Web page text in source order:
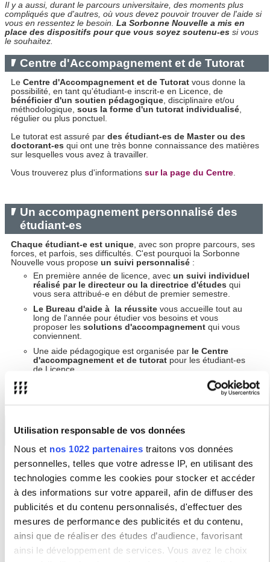
Utilisation responsable de vos données
Nous et nos 1022 partenaires traitons vos données
personnelles, telles que votre adresse IP, en utilisant des
technologies comme les cookies pour stocker et accéder
à des informations sur votre appareil, afin de diffuser des
publicités et du contenu personnalisés, d'effectuer des
mesures de performance des publicités et du contenu,
ainsi que de réaliser des études d’audience, favorisant
ainsi le développement de services. Vous avez le choix
Il y a aussi, durant le parcours universitaire, des moments plus
compliqués que d'autres, où vous devez pouvoir trouver de l'aide si
vous en ressentez le besoin. La Sorbonne Nouvelle a mis en
place des dispositifs pour que vous soyez soutenu-es si vous
le souhaitez.
Centre d'Accompagnement et de Tutorat
Le Centre d'Accompagnement et de Tutorat vous donne la
possibilité, en tant qu'étudiant-e inscrit-e en Licence, de
bénéficier d'un soutien pédagogique, disciplinaire et/ou
méthodologique, sous la forme d'un tutorat individualisé,
régulier ou plus ponctuel.
Le tutorat est assuré par des étudiant-es de Master ou des
doctorant-es qui ont une très bonne connaissance des matières
sur lesquelles vous avez à travailler.
Vous trouverez plus d'informations sur la page du Centre.
Un accompagnement personnalisé des
étudiant-es
Chaque étudiant-e est unique, avec son propre parcours, ses
forces, et parfois, ses difficultés. C'est pourquoi la Sorbonne
Nouvelle vous propose un suivi personnalisé :
En première année de licence, avec un suivi individuel
réalisé par le directeur ou la directrice d'études qui
vous sera attribué-e en début de premier semestre.
Le Bureau d'aide à la réussite vous accueille tout au
long de l'année pour étudier vos besoins et vous
proposer les solutions d'accompagnement qui vous
conviennent.
Une aide pédagogique est organisée par le Centre
d'accompagnement et de tutorat pour les étudiant-es
de Licence.
Des activités organisées en présentiel et en
ligne
Tout au long de l'année universitaire, le Bureau d'aide à la
réussite propose des activités autour de l'organisation de votre
travailet dudéveloppement personnel. L'objectif est devous
aider à mieux travailler et à développer votre potentiel.
Des sujets tels que laconfiance en soi, lagestion du stress
motivationet lapréparation mentale aux examensseront
traités sous des formats variés :
ateliers
ligne, webinaires,conférences,vidéos.
Ces activités vont permettront d'explorer ces thématiques